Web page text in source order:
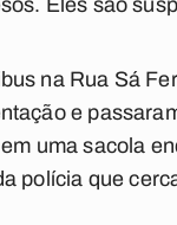
Eles são
na Rua Sá
e
uma sacola
polícia que